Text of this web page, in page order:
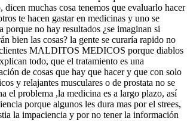
dicen muchas cosa tenemos que evaluarlo hacer
te hacen gastar en medicinas y uno se
porque no hay resultados ¿se imaginan si
bien las cosas? la gente se curaría rapido no
MALDITOS MEDICOS porque diablos
todo, que el tratamiento es una
de cosas que hay que hacer y que con solo
y relajantes musculares o de prostata no se
el problema ,la medicina es a largo plazo, así
porque algunos les dura mas por el strees,
la impaciencia y por no tener la información